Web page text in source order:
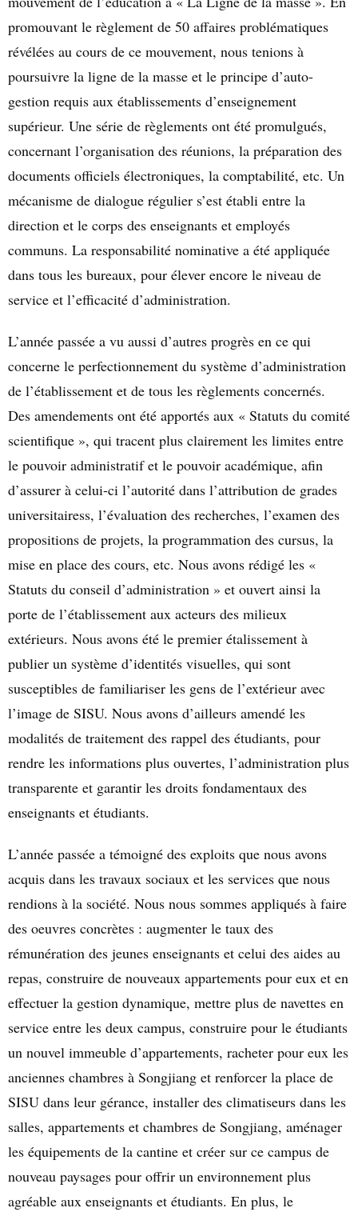
promouvant le règlement de 50 affaires problématiques
révélées au cours de ce mouvement, nous tenions à
poursuivre la ligne de la masse et le principe d’auto-
gestion requis aux établissements d’enseignement
supérieur. Une série de règlements ont été promulgués,
concernant l’organisation des réunions, la préparation des
documents officiels électroniques, la comptabilité, etc. Un
mécanisme de dialogue régulier s’est établi entre la
direction et le corps des enseignants et employés
communs. La responsabilité nominative a été appliquée
dans tous les bureaux, pour élever encore le niveau de
service et l’efficacité d’administration.
L’année passée a vu aussi d’autres progrès en ce qui
concerne le perfectionnement du système d’administration
de l’établissement et de tous les règlements concernés.
Des amendements ont été apportés aux « Statuts du comité
scientifique », qui tracent plus clairement les limites entre
le pouvoir administratif et le pouvoir académique, afin
d’assurer à celui-ci l’autorité dans l’attribution de grades
universitairess, l’évaluation des recherches, l’examen des
propositions de projets, la programmation des cursus, la
mise en place des cours, etc. Nous avons rédigé les «
Statuts du conseil d’administration » et ouvert ainsi la
porte de l’établissement aux acteurs des milieux
extérieurs. Nous avons été le premier étalissement à
publier un système d’identités visuelles, qui sont
susceptibles de familiariser les gens de l’extérieur avec
l’image de SISU. Nous avons d’ailleurs amendé les
modalités de traitement des rappel des étudiants, pour
rendre les informations plus ouvertes, l’administration plus
transparente et garantir les droits fondamentaux des
enseignants et étudiants.
L’année passée a témoigné des exploits que nous avons
acquis dans les travaux sociaux et les services que nous
rendions à la société. Nous nous sommes appliqués à faire
des oeuvres concrètes : augmenter le taux des
rémunération des jeunes enseignants et celui des aides au
repas, construire de nouveaux appartements pour eux et en
effectuer la gestion dynamique, mettre plus de navettes en
service entre les deux campus, construire pour le étudiants
un nouvel immeuble d’appartements, racheter pour eux les
anciennes chambres à Songjiang et renforcer la place de
SISU dans leur gérance, installer des climatiseurs dans les
salles, appartements et chambres de Songjiang, aménager
les équipements de la cantine et créer sur ce campus de
nouveau paysages pour offrir un environnement plus
agréable aux enseignants et étudiants. En plus, le